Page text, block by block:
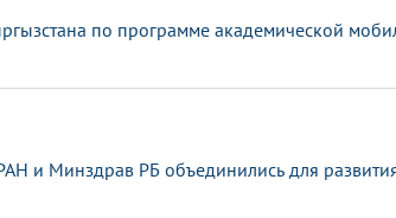
по программе академической
и Минздрав РБ объединились для